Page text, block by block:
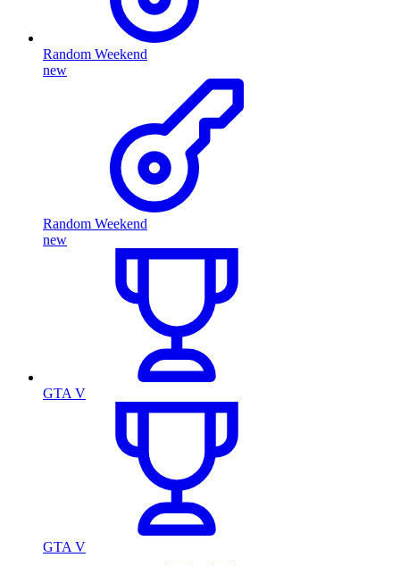
Random Weekend
new
Random Weekend
new
GTA V
GTA V